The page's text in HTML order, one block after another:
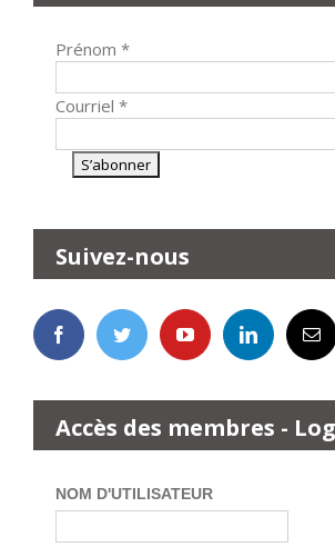
Prénom *
Courriel *
Suivez-nous
Accès des membres -
NOM D'UTILISATEUR